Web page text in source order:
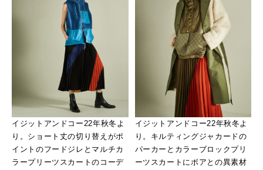
イジットアンドコー22年秋冬よ
り。ショート丈の切り替えがポ
イントのフードジレとマルチカ
ラープリーツスカートのコーデ
イジットアンドコー22年秋冬よ
り。キルティングジャカードの
パーカーとカラーブロックプリ
ーツスカートにボアとの異素材